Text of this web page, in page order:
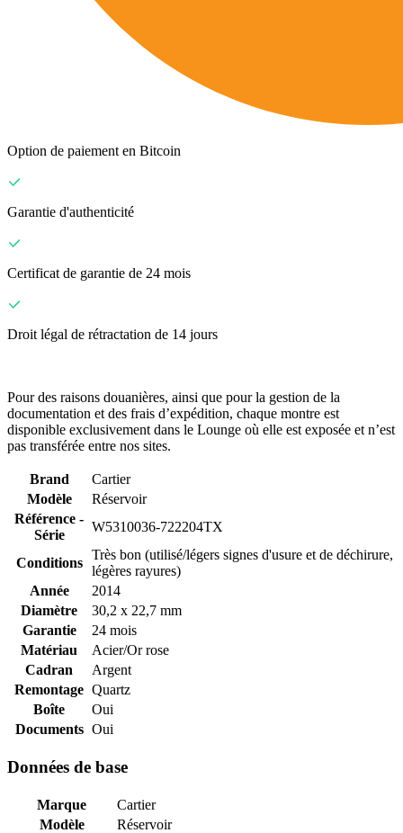
Option de paiement en Bitcoin
Garantie d'authenticité
Certificat de garantie de 24 mois
Droit légal de rétractation de 14 jours
Pour des raisons douanières, ainsi que pour la gestion de la
documentation et des frais d’expédition, chaque montre est
disponible exclusivement dans le Lounge où elle est exposée et n’est
pas transférée entre nos sites.
Brand
Cartier
Modèle
Réservoir
Référence -
Série
W5310036-722204TX
Conditions
Très bon (utilisé/légers signes d'usure et de déchirure,
légères rayures)
Année
2014
Diamètre
30,2 x 22,7 mm
Garantie
24 mois
Matériau
Acier/Or rose
Cadran
Argent
Remontage Quartz
Boîte
Oui
Documents Oui
Données de base
Marque
Cartier
Modèle
Réservoir